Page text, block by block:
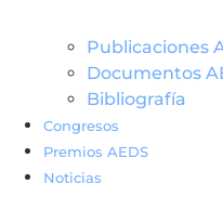
Publicaciones
Documentos
Bibliografía
Congresos
Premios AEDS
Noticias